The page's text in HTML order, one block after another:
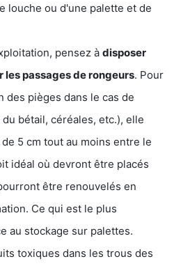
louche ou d'une palette et de
pensez à disposer
les passages de rongeurs. Pour
des pièges dans le cas de
bétail, céréales, etc.), elle
5 cm tout au moins entre le
idéal où devront être placés
être renouvelés en
Ce qui est le plus
au stockage sur palettes.
toxiques dans les trous des